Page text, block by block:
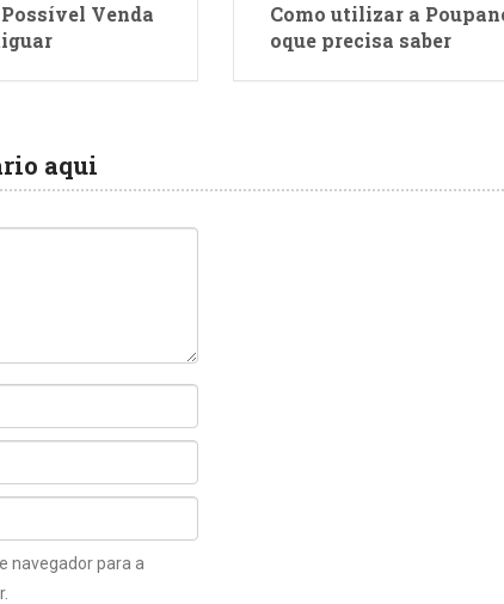
Venda
Como utilizar a
oque precisa saber
aqui
navegador para a